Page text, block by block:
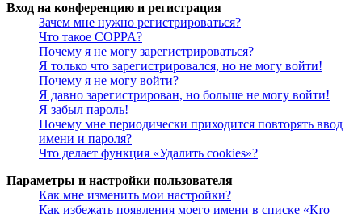
Вход на конференцию и регистрация
Зачем мне нужно регистрироваться?
Что такое COPPA?
Почему я не могу зарегистрироваться?
Я только что зарегистрировался, но не могу войти!
Почему я не могу войти?
Я давно зарегистрирован, но больше не могу войти!
Я забыл пароль!
Почему мне периодически приходится повторять ввод
имени и пароля?
Что делает функция «Удалить cookies»?
Параметры и настройки пользователя
Как мне изменить мои настройки?
Как избежать появления моего имени в списке «Кто